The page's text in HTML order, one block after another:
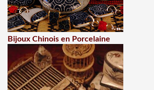
Bijoux Chinois en Porcelaine